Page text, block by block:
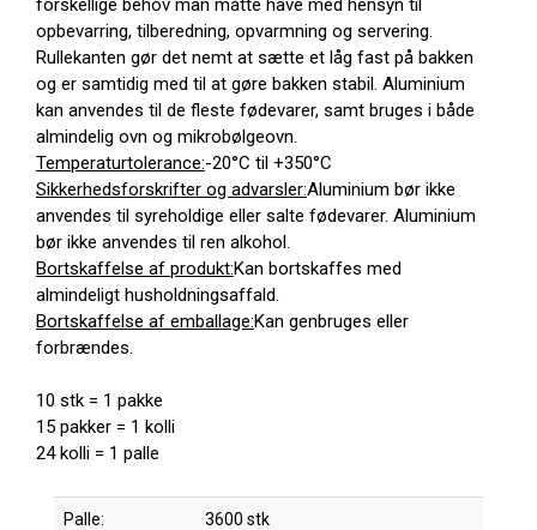
forskellige behov man måtte have med hensyn til
opbevarring, tilberedning, opvarmning og servering.
Rullekanten gør det nemt at sætte et låg fast på bakken
og er samtidig med til at gøre bakken stabil. Aluminium
kan anvendes til de fleste fødevarer, samt bruges i både
almindelig ovn og mikrobølgeovn.
Temperaturtolerance:-20°C til +350°C
Sikkerhedsforskrifter og advarsler:Aluminium bør ikke
anvendes til syreholdige eller salte fødevarer. Aluminium
bør ikke anvendes til ren alkohol.
Bortskaffelse af produkt:Kan bortskaffes med
almindeligt husholdningsaffald.
Bortskaffelse af emballage:Kan genbruges eller
forbrændes.
10 stk = 1 pakke
15 pakker = 1 kolli
24 kolli = 1 palle
Palle: 3600 stk